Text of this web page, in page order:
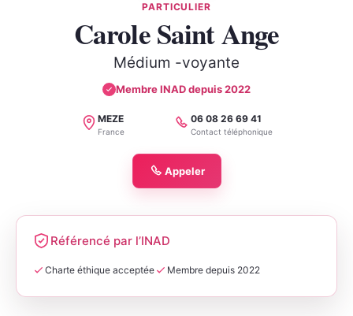
PARTICULIER
Carole Saint Ange
Médium -voyante
Membre INAD depuis 2022
Localité
MEZE
France
Téléphone
06 08 26 69 41
Contact téléphonique
Appeler
Référencé par l’INAD
Charte éthique acceptée Membre depuis 2022